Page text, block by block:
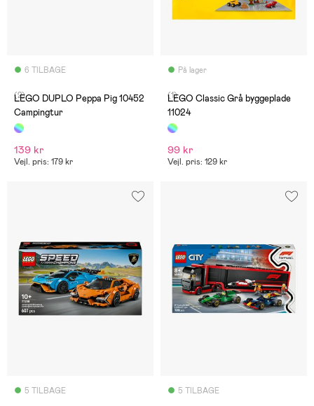
6 TILBAGE
(2)
LEGO DUPLO Peppa Pig 10452
Campingtur
139 kr
Vejl. pris: 179 kr
På lager
(1)
LEGO Classic Grå byggeplade
11024
99 kr
Vejl. pris: 129 kr
5 TILBAGE 5 TILBAGE